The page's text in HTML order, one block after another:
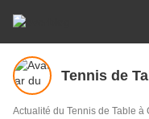
Tennis de
Actualité du Tennis de Table à